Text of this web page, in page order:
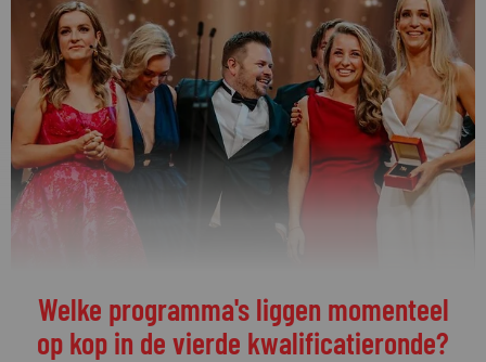
Welke programma's liggen momenteel
op kop in de vierde kwalificatieronde?